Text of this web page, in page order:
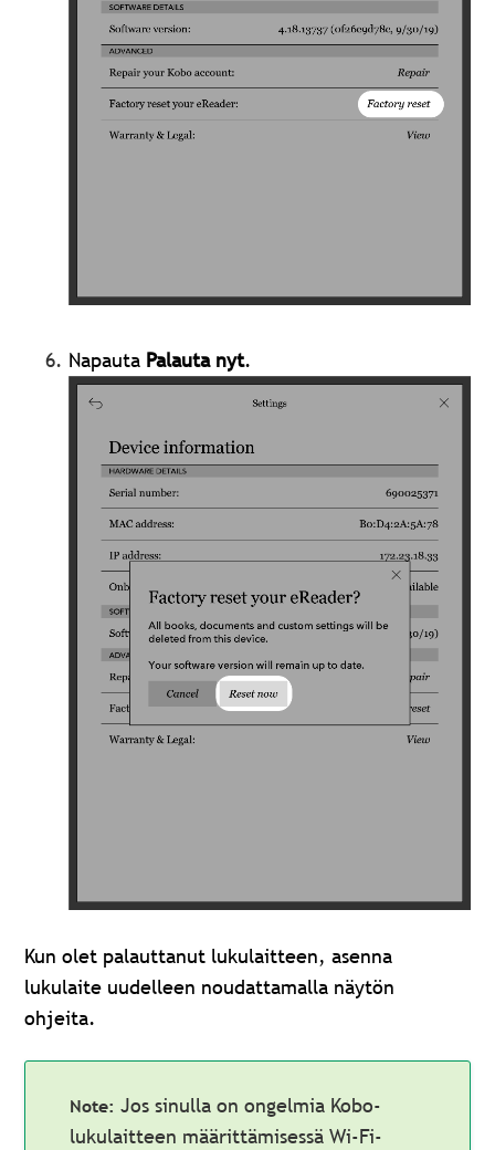
Napauta Palauta nyt.
Kun olet palauttanut lukulaitteen, asenna
lukulaite uudelleen noudattamalla näytön
ohjeita.
Jos sinulla on ongelmia Kobo-
lukulaitteen määrittämisessä Wi-Fi-